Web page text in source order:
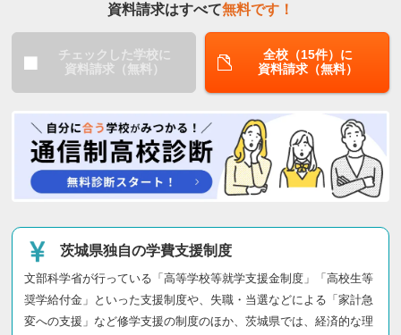
資料請求はすべて無料です！
チェックした学校に
資料請求（無料）
全校（15件）に
資料請求（無料）
茨城県独自の学費支援制度
文部科学省が行っている「高等学校等就学支援金制度」「高校生等
奨学給付金」といった支援制度や、失職・当選などによる「家計急
変への支援」など修学支援の制度のほか、茨城県では、経済的な理